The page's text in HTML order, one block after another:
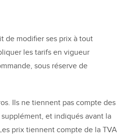
de modifier ses prix à tout
les tarifs en vigueur
sous réserve de
Ils ne tiennent pas compte des
et indiqués avant la
prix tiennent compte de la TVA